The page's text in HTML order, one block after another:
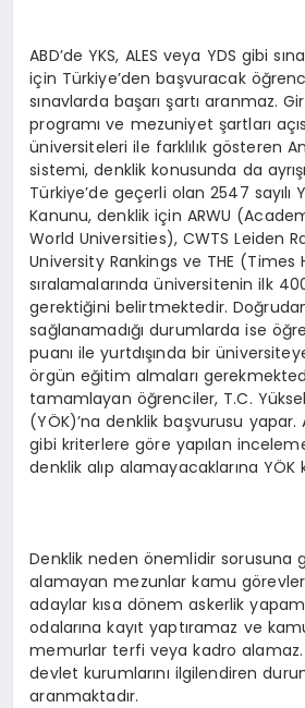
ABD’de YKS, ALES veya YDS gibi
için Türkiye’den başvuracak
sınavlarda başarı şartı aranmaz.
programı ve mezuniyet şartları
üniversiteleri ile farklılık gösteren
sistemi, denklik konusunda da
Türkiye’de geçerli olan 2547 sayılı
Kanunu, denklik için ARWU
World Universities), CWTS Leiden
University Rankings ve THE (Times
sıralamalarında üniversitenin ilk
gerektiğini belirtmektedir.
sağlanamadığı durumlarda ise
puanı ile yurtdışında bir
örgün eğitim almaları
tamamlayan öğrenciler, T.C.
(YÖK)’na denklik başvurusu
gibi kriterlere göre yapılan
denklik alıp alamayacaklarına YÖK
Denklik neden önemlidir sorusuna
alamayan mezunlar kamu
adaylar kısa dönem askerlik
odalarına kayıt yaptıramaz ve
memurlar terfi veya kadro alamaz.
devlet kurumlarını ilgilendiren
aranmaktadır.